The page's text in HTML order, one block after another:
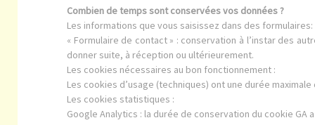
Combien de temps sont conservées vos données ?
Les informations que vous saisissez dans des formulaires:
« Formulaire de contact » : conservation à l’instar des
donner suite, à réception ou ultérieurement.
Les cookies nécessaires au bon fonctionnement :
Les cookies d’usage (techniques) ont une durée maximale
Les cookies statistiques :
Google Analytics : la durée de conservation du cookie GA